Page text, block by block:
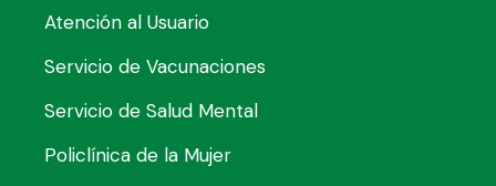
Atención al Usuario
Servicio de Vacunaciones
Servicio de Salud Mental
Policlínica de la Mujer